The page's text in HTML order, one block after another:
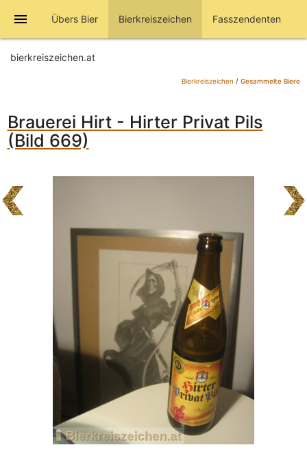
menu Übers Bier Bierkreiszeichen Fasszendenten
bierkreiszeichen.at
Bierkreiszeichen / Gesammelte Biere
Brauerei Hirt - Hirter Privat Pils
(Bild 669)